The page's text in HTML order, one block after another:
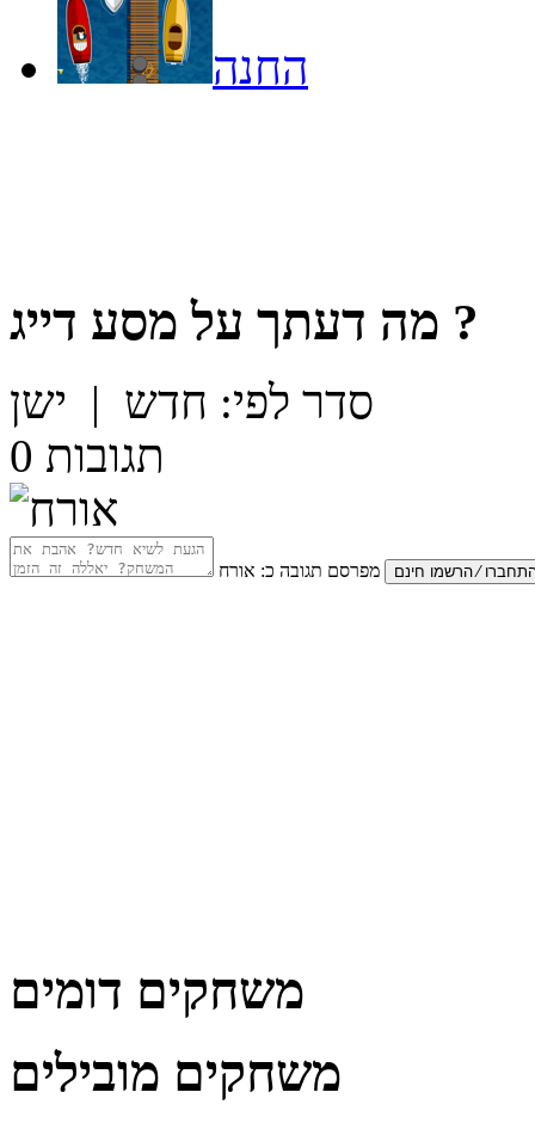
החנה
מה דעתך על מסע דייג ?
סדר לפי: חדש | ישן
0 תגובות
מפרסם תגובה כ: אורח
משחקים דומים
משחקים מובילים